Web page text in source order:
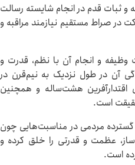
ثبات قدم در انجام شایسته رسالت
در صراط مستقیم نیازمند مراقبه و
وظیفه و انجام آن با نظم، قدرت و
آن در طول نزدیک به نیم‌قرن در
هشت‌ساله و همچنین
است.
گسترده مردمی در مناسبت‌هایی چون
عظمت و قدرتی را خلق کرده و
است.